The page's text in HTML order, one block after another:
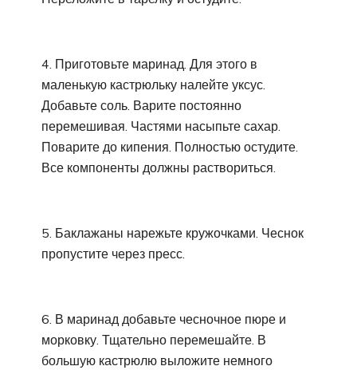
4. Приготовьте маринад. Для этого в
маленькую кастрюльку налейте уксус.
Добавьте соль. Варите постоянно
перемешивая. Частями насыпьте сахар.
Поварите до кипения. Полностью остудите.
Все компоненты должны раствориться.
5. Баклажаны нарежьте кружочками. Чеснок
пропустите через пресс.
6. В маринад добавьте чесночное пюре и
морковку. Тщательно перемешайте. В
большую кастрюлю выложите немного